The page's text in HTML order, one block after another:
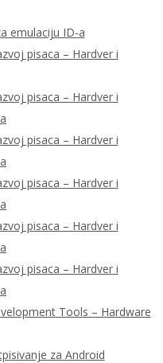
emulaciju ID-a
pisaca – Hardver i
pisaca – Hardver i
pisaca – Hardver i
pisaca – Hardver i
pisaca – Hardver i
pisaca – Hardver i
Tools – Hardware
za Android